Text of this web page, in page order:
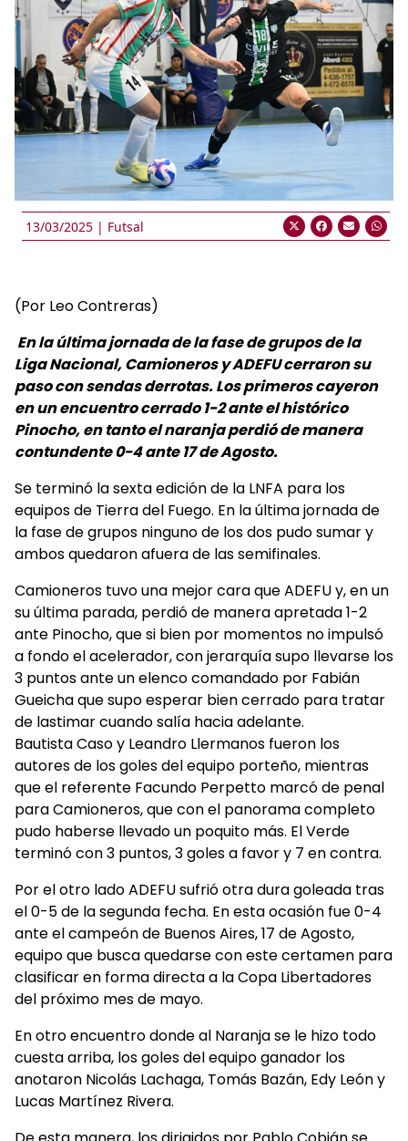
13/03/2025 | Futsal
(Por Leo Contreras)
En la última jornada de la fase de grupos de la
Liga Nacional, Camioneros y ADEFU cerraron su
paso con sendas derrotas. Los primeros cayeron
en un encuentro cerrado 1-2 ante el histórico
Pinocho, en tanto el naranja perdió de manera
contundente 0-4 ante 17 de Agosto.
Se terminó la sexta edición de la LNFA para los
equipos de Tierra del Fuego. En la última jornada de
la fase de grupos ninguno de los dos pudo sumar y
ambos quedaron afuera de las semifinales.
Camioneros tuvo una mejor cara que ADEFU y, en un
su última parada, perdió de manera apretada 1-2
ante Pinocho, que si bien por momentos no impulsó
a fondo el acelerador, con jerarquía supo llevarse los
3 puntos ante un elenco comandado por Fabián
Gueicha que supo esperar bien cerrado para tratar
de lastimar cuando salía hacia adelante.
Bautista Caso y Leandro Llermanos fueron los
autores de los goles del equipo porteño, mientras
que el referente Facundo Perpetto marcó de penal
para Camioneros, que con el panorama completo
pudo haberse llevado un poquito más. El Verde
terminó con 3 puntos, 3 goles a favor y 7 en contra.
Por el otro lado ADEFU sufrió otra dura goleada tras
el 0-5 de la segunda fecha. En esta ocasión fue 0-4
ante el campeón de Buenos Aires, 17 de Agosto,
equipo que busca quedarse con este certamen para
clasificar en forma directa a la Copa Libertadores
del próximo mes de mayo.
En otro encuentro donde al Naranja se le hizo todo
cuesta arriba, los goles del equipo ganador los
anotaron Nicolás Lachaga, Tomás Bazán, Edy León y
Lucas Martínez Rivera.